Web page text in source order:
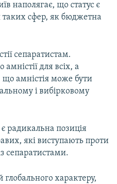
наполягає, що статус є
таких сфер, як бюджетна
сепаратистам.
для всіх, а
амністія може бути
і вибірковому
радикальна позиція
які виступають проти
сепаратистами.
характеру,